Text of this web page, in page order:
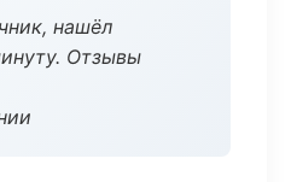
нашёл
Отзывы